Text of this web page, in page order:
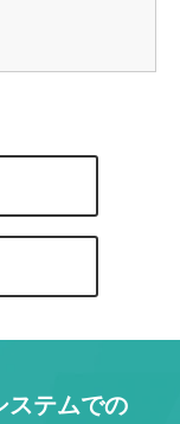
ステムでの